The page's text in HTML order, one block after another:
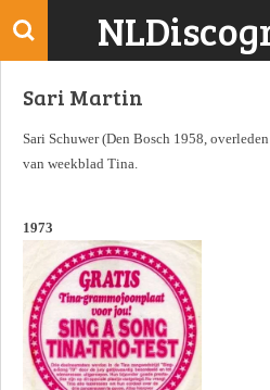
Ga
deSari Martin
Sari Schuwer (Den Bosch 1958,
van weekblad Tina.
1973